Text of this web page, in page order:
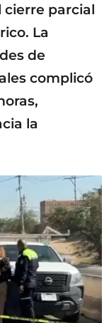
parcial
La
de
complicó
la